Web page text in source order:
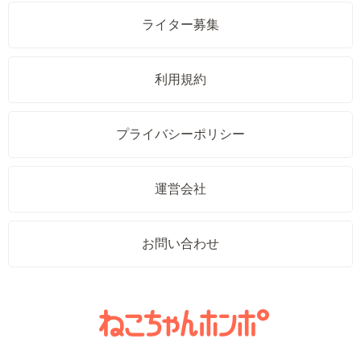
ライター募集
利用規約
プライバシーポリシー
運営会社
お問い合わせ